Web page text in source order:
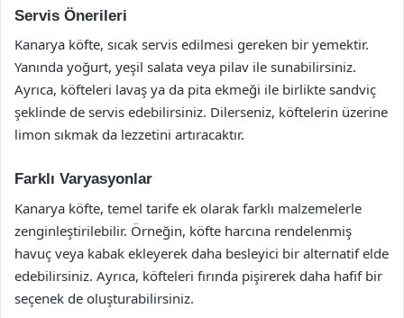
Servis Önerileri
Kanarya köfte, sıcak servis edilmesi gereken bir yemektir.
Yanında yoğurt, yeşil salata veya pilav ile sunabilirsiniz.
Ayrıca, köfteleri lavaş ya da pita ekmeği ile birlikte sandviç
şeklinde de servis edebilirsiniz. Dilerseniz, köftelerin üzerine
limon sıkmak da lezzetini artıracaktır.
Farklı Varyasyonlar
Kanarya köfte, temel tarife ek olarak farklı malzemelerle
zenginleştirilebilir. Örneğin, köfte harcına rendelenmiş
havuç veya kabak ekleyerek daha besleyici bir alternatif elde
edebilirsiniz. Ayrıca, köfteleri fırında pişirerek daha hafif bir
seçenek de oluşturabilirsiniz.